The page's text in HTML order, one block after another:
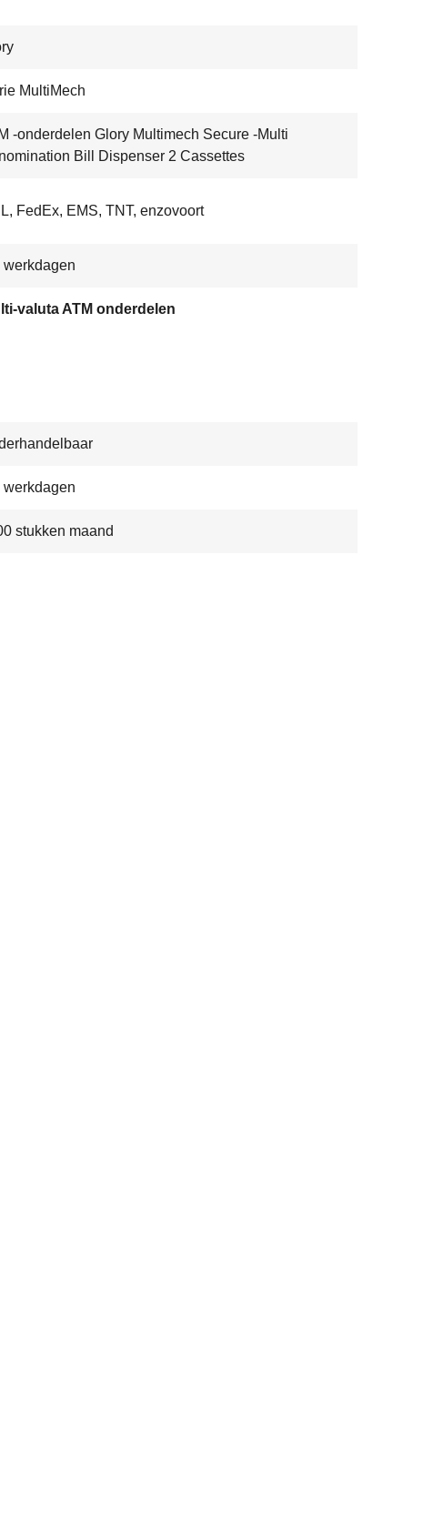
MultiMech
-onderdelen Glory Multimech Secure -Multi
Bill Dispenser 2 Cassettes
FedEx, EMS, TNT, enzovoort
werkdagen
valuta ATM onderdelen
werkdagen
stukken maand